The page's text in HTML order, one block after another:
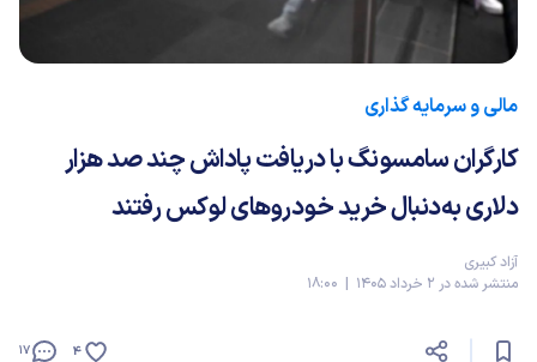
مالی و سرمایه گذاری
کارگران سامسونگ با دریافت پاداش چند صد هزار
دلاری به‌دنبال خرید خودروهای لوکس رفتند
آزاد کبیری
منتشر شده در 2 خرداد 1405 | 18:00
17 4